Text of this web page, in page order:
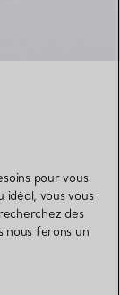
pour vous
idéal, vous vous
des
nous ferons un